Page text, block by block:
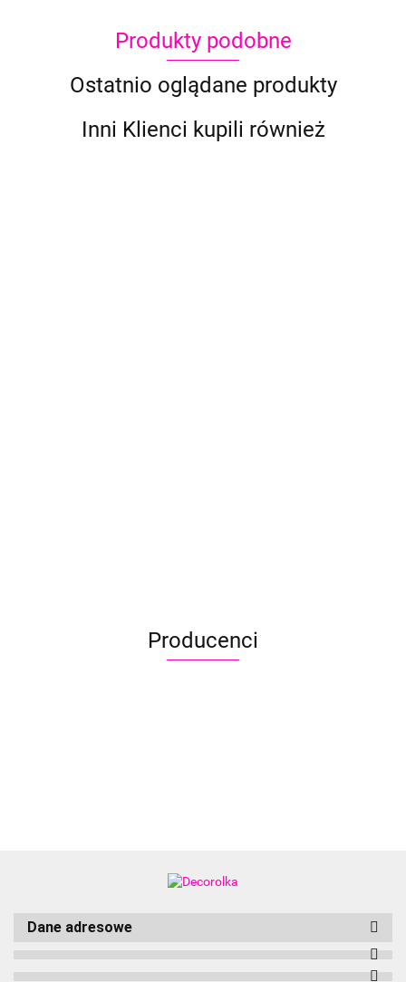
Produkty podobne
Ostatnio oglądane produkty
Inni Klienci kupili również
Producenci
Dane adresowe